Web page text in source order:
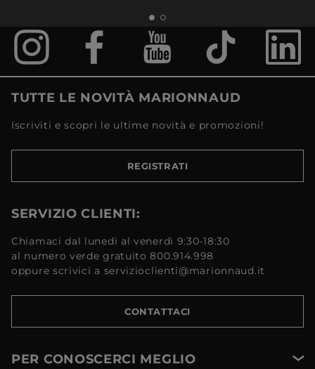
TUTTE LE NOVITÀ MARIONNAUD
Iscriviti e scopri le ultime novità e promozioni!
REGISTRATI
SERVIZIO CLIENTI:
Chiamaci dal lunedì al venerdì 9:30-18:30
al numero verde gratuito 800.914.998
oppure scrivici a servizioclienti@marionnaud.it
CONTATTACI
PER CONOSCERCI MEGLIO